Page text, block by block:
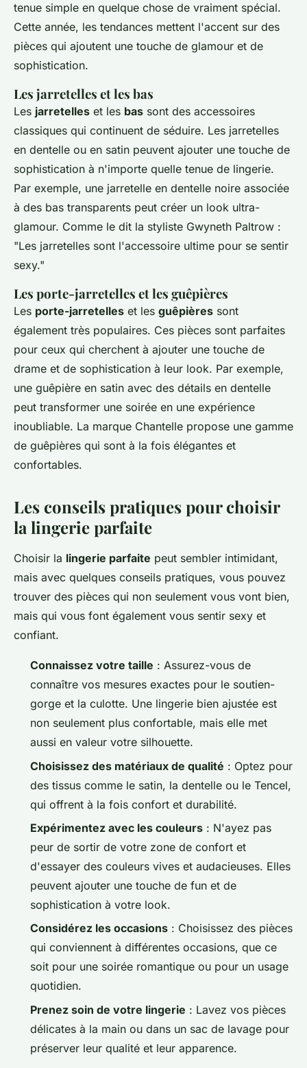
tenue simple en quelque chose de vraiment spécial.
Cette année, les tendances mettent l'accent sur des
pièces qui ajoutent une touche de glamour et de
sophistication.
Les jarretelles et les bas
Les jarretelles et les bas sont des accessoires
classiques qui continuent de séduire. Les jarretelles
en dentelle ou en satin peuvent ajouter une touche de
sophistication à n'importe quelle tenue de lingerie.
Par exemple, une jarretelle en dentelle noire associée
à des bas transparents peut créer un look ultra-
glamour. Comme le dit la styliste Gwyneth Paltrow :
"Les jarretelles sont l'accessoire ultime pour se sentir
sexy."
Les porte-jarretelles et les guêpières
Les porte-jarretelles et les guêpières sont
également très populaires. Ces pièces sont parfaites
pour ceux qui cherchent à ajouter une touche de
drame et de sophistication à leur look. Par exemple,
une guêpière en satin avec des détails en dentelle
peut transformer une soirée en une expérience
inoubliable. La marque Chantelle propose une gamme
de guêpières qui sont à la fois élégantes et
confortables.
Les conseils pratiques pour choisir
la lingerie parfaite
Choisir la lingerie parfaite peut sembler intimidant,
mais avec quelques conseils pratiques, vous pouvez
trouver des pièces qui non seulement vous vont bien,
mais qui vous font également vous sentir sexy et
confiant.
Connaissez votre taille : Assurez-vous de
connaître vos mesures exactes pour le soutien-
gorge et la culotte. Une lingerie bien ajustée est
non seulement plus confortable, mais elle met
aussi en valeur votre silhouette.
Choisissez des matériaux de qualité : Optez pour
des tissus comme le satin, la dentelle ou le Tencel,
qui offrent à la fois confort et durabilité.
Expérimentez avec les couleurs : N'ayez pas
peur de sortir de votre zone de confort et
d'essayer des couleurs vives et audacieuses. Elles
peuvent ajouter une touche de fun et de
sophistication à votre look.
Considérez les occasions : Choisissez des pièces
qui conviennent à différentes occasions, que ce
soit pour une soirée romantique ou pour un usage
quotidien.
Prenez soin de votre lingerie : Lavez vos pièces
délicates à la main ou dans un sac de lavage pour
préserver leur qualité et leur apparence.